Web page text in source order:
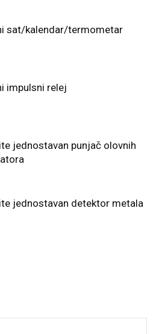
sat/kalendar/termometar
impulsni relej
jednostavan punjač olovnih
jednostavan detektor metala